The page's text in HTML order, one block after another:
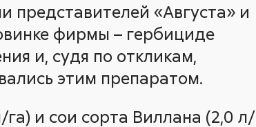
«Августа» и
фирмы – гербициде
и, судя по откликам,
этим препаратом.
га) и сои сорта Виллана (2,0 л/